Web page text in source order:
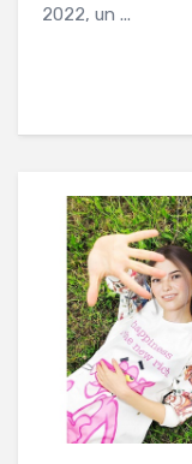
2022, un ...